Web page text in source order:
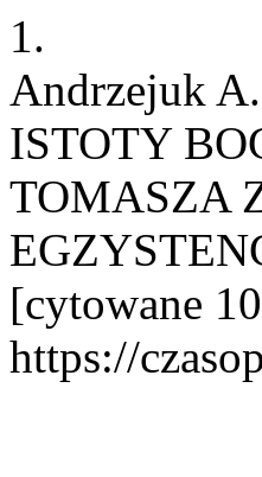
1.
Andrzejuk
ISTOTY
TOMASZA
[cytowane
https://